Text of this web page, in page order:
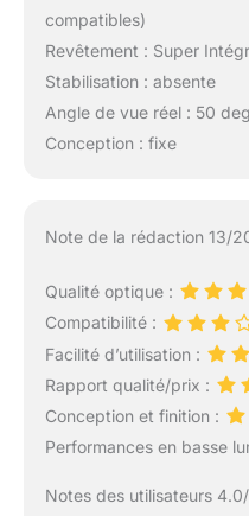
compatibles)
Revêtement : Super
Stabilisation : absente
Angle de vue réel : 50
Conception : fixe
Note de la rédaction 13/
Qualité optique :
Compatibilité :
Facilité d’utilisation :
Rapport qualité/prix :
Conception et finition :
Performances en basse
Notes des utilisateurs